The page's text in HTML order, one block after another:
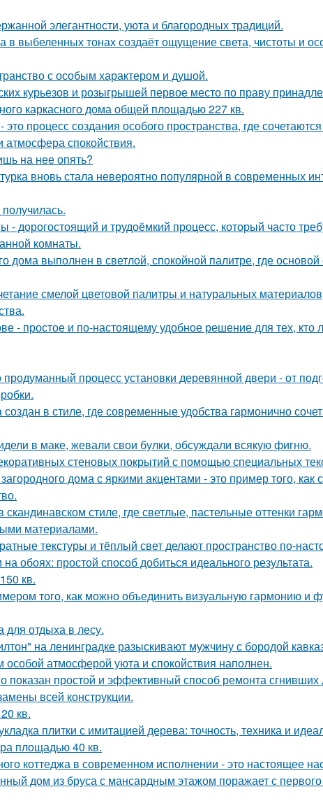
элегантности, уюта и благородных традиций.
в выбеленных тонах создаёт ощущение света, чистоты и
с особым характером и душой.
курьезов и розыгрышей первое место по праву
каркасного дома общей площадью 227 кв.
это процесс создания особого пространства, где
спокойствия.
на нее опять?
вновь стала невероятно популярной в современных
- дорогостоящий и трудоёмкий процесс, который часто
комнаты.
дома выполнен в светлой, спокойной палитре, где
смелой цветовой палитры и натуральных
- простое и по-настоящему удобное решение для тех,
процесс установки деревянной двери - от
создан в стиле, где современные удобства гармонично
в маке, жевали свои булки, обсуждали всякую фигню.
стеновых покрытий с помощью специальных
дома с яркими акцентами - это пример того, как
стиле, где светлые, пастельные оттенки
материалами.
текстуры и тёплый свет делают пространство по-
обоях: простой способ добиться идеального результата.
кв.
того, как можно объединить визуальную гармонию и
отдыха в лесу.
на ленинградке разыскивают мужчину с бородой
особой атмосферой уюта и спокойствия наполнен.
показан простой и эффективный способ ремонта
всей конструкции.
кв.
плитки с имитацией дерева: точность, техника и
площадью 40 кв.
коттеджа в современном исполнении - это настоящее
дом из бруса с мансардным этажом поражает с